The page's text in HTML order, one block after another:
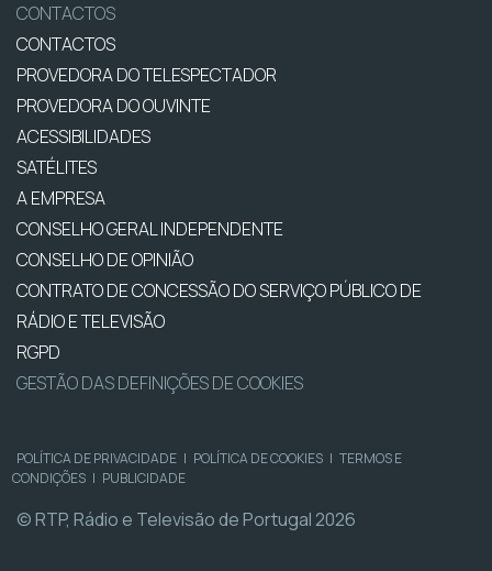
CONTACTOS
CONTACTOS
PROVEDORA DO TELESPECTADOR
PROVEDORA DO OUVINTE
ACESSIBILIDADES
SATÉLITES
A EMPRESA
CONSELHO GERAL INDEPENDENTE
CONSELHO DE OPINIÃO
CONTRATO DE CONCESSÃO DO SERVIÇO PÚBLICO DE
RÁDIO E TELEVISÃO
RGPD
GESTÃO DAS DEFINIÇÕES DE COOKIES
POLÍTICA DE PRIVACIDADE | POLÍTICA DE COOKIES | TERMOS E
CONDIÇÕES | PUBLICIDADE
© RTP, Rádio e Televisão de Portugal 2026